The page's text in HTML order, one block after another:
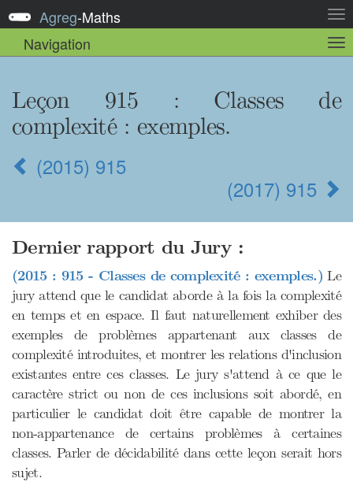
la
Agreg-Maths
Navigation
la
Leçon 915 : Classes de
complexité : exemples.
(2015) 915
(2017) 915
Dernier rapport du Jury :
(2015 : 915 - Classes de complexité : exemples.) Le
jury attend que le candidat aborde à la fois la complexité
en temps et en espace. Il faut naturellement exhiber des
exemples de problèmes appartenant aux classes de
complexité introduites, et montrer les relations d'inclusion
existantes entre ces classes. Le jury s'attend à ce que le
caractère strict ou non de ces inclusions soit abordé, en
particulier le candidat doit être capable de montrer la
non-appartenance de certains problèmes à certaines
classes. Parler de décidabilité dans cette leçon serait hors
sujet.